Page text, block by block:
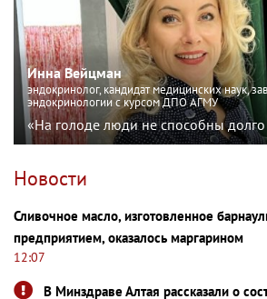
Инна Вейцман
эндокринолог, кандидат медицинских наук,
эндокринологии с курсом ДПО АГМУ
«На голоде люди не способны долго
Новости
Сливочное масло, изготовленное
предприятием, оказалось маргарином
12:07
В Минздраве Алтая рассказали о